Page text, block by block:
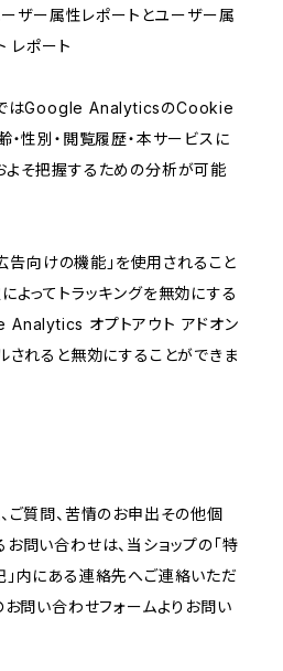
ー属性レポートとユーザー属
レポート
ではGoogle AnalyticsのCookie
・性別・閲覧履歴・本サービスに
そ把握するための分析が可能
向けの機能」を使用されること
よってトラッキングを無効にする
Analytics オプトアウト アドオン
されると無効にすることができま
ご質問、苦情のお申出その他個
問い合わせは、当ショップの「特
内にある連絡先へご連絡いただ
お問い合わせフォームよりお問い